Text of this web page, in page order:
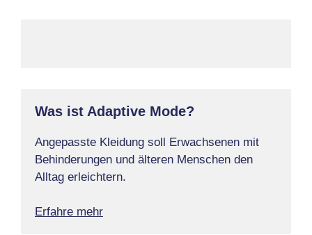
Was ist Adaptive Mode?
Angepasste Kleidung soll Erwachsenen mit
Behinderungen und älteren Menschen den
Alltag erleichtern.
Erfahre mehr